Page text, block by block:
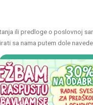
ili predloge o poslovnoj
sa nama putem dole
Copyright by Zelena učionica.
koristi kolačiće da
Prihvatam